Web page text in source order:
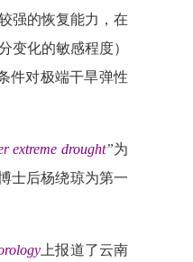
强的恢复能力，在
变化的敏感程度）
件对极端干旱弹性
extreme drought”为
士后杨绕琼为第一
上报道了云南